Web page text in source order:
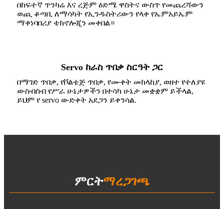
በከፍተኛ ጥንካሬ እና ረጅም ዕድሜ ዋስትና ውስጥ የመጨረሻውን
ወጪ ቆጣቢ ለማሳካት የኢንዱስትሪውን የላቀ የኤምአይኤም
ማቀነባበሪያ ቴክኖሎጂን መቀበል።
Servo ከራስ ጥበቃ ስርዓት ጋር
በማገድ ጥበቃ, የቮልቴጅ ጥበቃ, የሙቀት መከላከያ, ወዘተ የተለያዩ
ውስብስብ የሥራ ሁኔታዎችን በተሳካ ሁኔታ መቋቋም ይችላል,
ይህም የ servo ውድቀት አደጋን ይቀንሳል.
ምርትማረጋገጫ